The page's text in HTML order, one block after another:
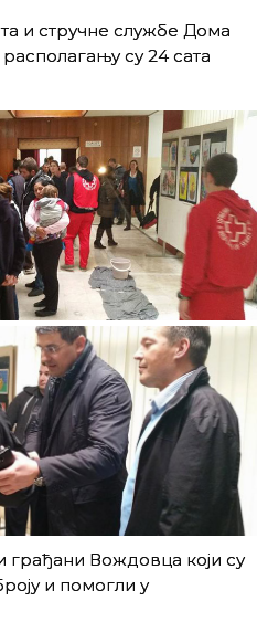
и стручне службе Дома
су 24 сата
грађани Вождовца који су
и помогли у